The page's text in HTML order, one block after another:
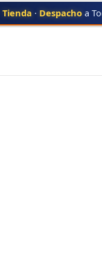
Tienda · Despacho a
BF